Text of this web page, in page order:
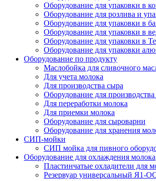
Оборудование для упаковки в
Оборудование для розлива и
Оборудование для упаковки в
Оборудование для упаковки в
Оборудование для упаковки в
Оборудование для упаковки
Оборудование по продукту
Маслобойка для сливочного
Для учета молока
Для производства сыра
Оборудование для производства
Для переработки молока
Для приемки молока
Оборудование для сыроварни
Оборудование для хранения
СИП-мойки
СИП мойка для пивного
Оборудование для охлаждения молока
Пластинчатые охладители для
Резервуар универсальный Я1-